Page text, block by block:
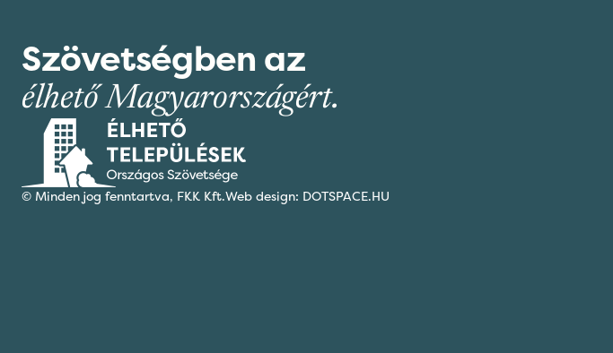
Szövetségben az
élhető Magyarországért.
© Minden jog fenntartva, FKK Kft.Web design: DOTSPACE.HU